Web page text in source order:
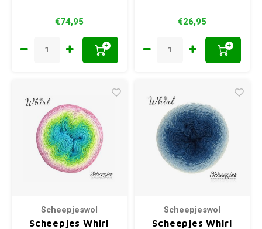
€74,95
+
€26,95
+
Scheepjeswol
Scheepjes Whirl
Scheepjeswol
Scheepjes Whirl